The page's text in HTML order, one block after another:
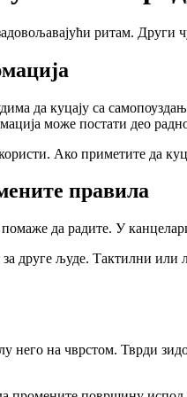
ритам.
да куцају са
може постати део
Ако приметите да
правила
да радите. У
друге људе. Тактилни
него на чврстом. Тврди